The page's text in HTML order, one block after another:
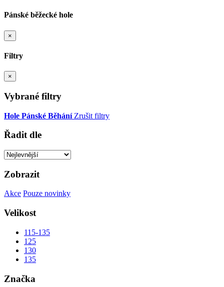
Pánské běžecké hole
×
Filtry
×
Vybrané filtry
Hole Pánské Běhání Zrušit filtry
Řadit dle
Zobrazit
Akce Pouze novinky
Velikost
115-135
125
130
135
Značka